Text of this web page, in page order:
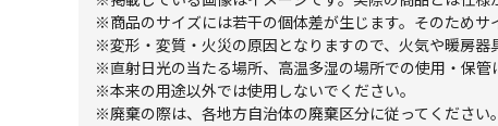
※商品のサイズには若干の個体差が生じます。そのためサ
※変形・変質・火災の原因となりますので、火気や暖房器
※直射日光の当たる場所、高温多湿の場所での使用・保管
※本来の用途以外では使用しないでください。
※廃棄の際は、各地方自治体の廃棄区分に従ってください。